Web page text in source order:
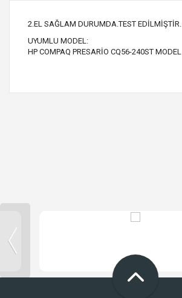
2.EL SAĞLAM DURUMDA.TEST EDİLMİŞTİR.
UYUMLU MODEL:
HP COMPAQ PRESARİO CQ56-240ST MODEL